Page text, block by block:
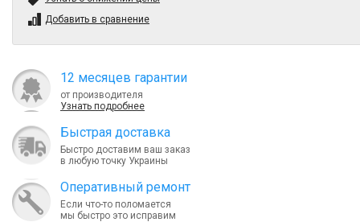
Добавить в сравнение
12 месяцев гарантии
от производителя
Узнать подробнее
Быcтрая доставка
Быстро доставим ваш заказ
в любую точку Украины
Оперативный ремонт
Если что-то поломается
мы быстро это исправим